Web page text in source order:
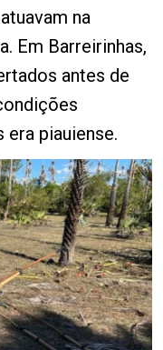
na
Em Barreirinhas,
antes de
era piauiense.